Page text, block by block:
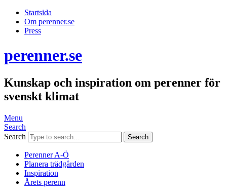
Startsida
Om perenner.se
Press
perenner.se
Kunskap och inspiration om perenner för
svenskt klimat
Menu
Search
Search
Perenner A-Ö
Planera trädgården
Inspiration
Årets perenn